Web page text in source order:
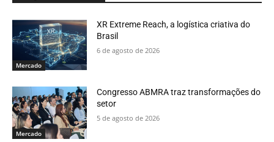
Mercado
XR Extreme Reach, a logística criativa do
Brasil
6 de agosto de 2026
Mercado
Congresso ABMRA traz transformações do
setor
5 de agosto de 2026